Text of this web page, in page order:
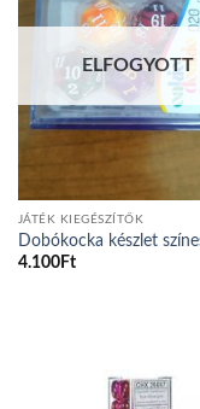
ELFOGYOTT
JÁTÉK KIEGÉSZÍTŐK
Dobókocka készlet
4.100Ft